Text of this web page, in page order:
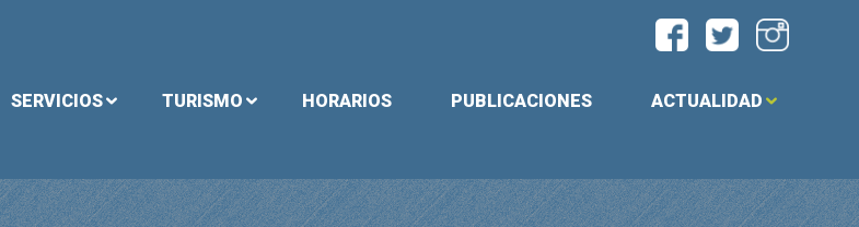
SERVICIOS TURISMO HORARIOS PUBLICACIONES ACTUALIDAD